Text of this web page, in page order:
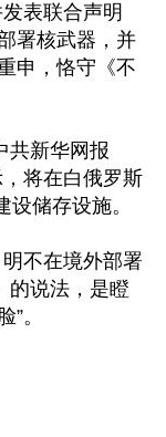
表联合声明
署核武器，并
申，恪守《不
共新华网报
将在白俄罗斯
储存设施。
不在境外部署
的说法，是瞪
。